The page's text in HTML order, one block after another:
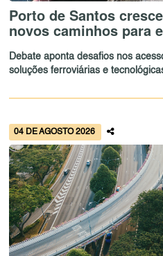
Porto de Santos
novos caminhos para
Debate aponta desafios nos
soluções ferroviárias e
04 DE AGOSTO 2026